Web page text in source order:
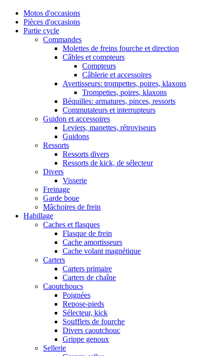
Motos d'occasions
Pièces d'occasions
Partie cycle
Commandes
Molettes de freins fourche et direction
Câbles et compteurs
Compteurs
Câblerie et accessoires
Avertisseurs: trompettes, poires, klaxons
Trompettes, poires, klaxons
Béquilles: armatures, pinces, ressorts
Commutateurs et interrupteurs
Guidon et accessoires
Leviers, manettes, rétroviseurs
Guidons
Ressorts
Ressorts divers
Ressorts de kick, de sélecteur
Divers
Visserie
Freinage
Garde boue
Mâchoires de frein
Habillage
Caches et flasques
Flasque de frein
Cache amortisseurs
Cache volant magnétique
Carters
Carters primaire
Carters de chaîne
Caoutchoucs
Poignées
Repose-pieds
Sélecteur, kick
Soufflets de fourche
Divers caoutchouc
Grippe genoux
Sellerie